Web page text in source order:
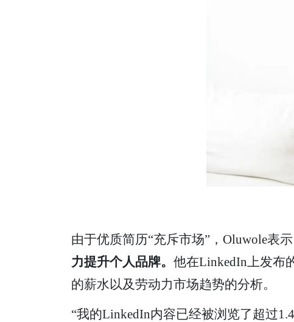
由于优质简历“充斥市场”，Oluwole表
力提升个人品牌。 他在LinkedIn上发布
的薪水以及劳动力市场趋势的分析。
“我的LinkedIn内容已经被浏览了超过